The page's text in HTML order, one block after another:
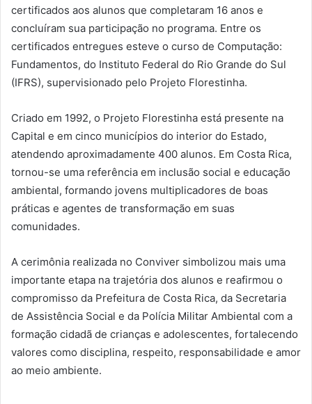
certificados aos alunos que completaram 16 anos e
concluíram sua participação no programa. Entre os
certificados entregues esteve o curso de Computação:
Fundamentos, do Instituto Federal do Rio Grande do Sul
(IFRS), supervisionado pelo Projeto Florestinha.
Criado em 1992, o Projeto Florestinha está presente na
Capital e em cinco municípios do interior do Estado,
atendendo aproximadamente 400 alunos. Em Costa Rica,
tornou-se uma referência em inclusão social e educação
ambiental, formando jovens multiplicadores de boas
práticas e agentes de transformação em suas
comunidades.
A cerimônia realizada no Conviver simbolizou mais uma
importante etapa na trajetória dos alunos e reafirmou o
compromisso da Prefeitura de Costa Rica, da Secretaria
de Assistência Social e da Polícia Militar Ambiental com a
formação cidadã de crianças e adolescentes, fortalecendo
valores como disciplina, respeito, responsabilidade e amor
ao meio ambiente.